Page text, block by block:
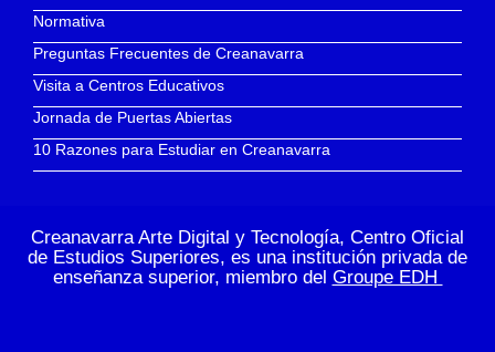
Normativa
Preguntas Frecuentes de Creanavarra
Visita a Centros Educativos
Jornada de Puertas Abiertas
10 Razones para Estudiar en Creanavarra
Creanavarra Arte Digital y Tecnología, Centro Oficial
de Estudios Superiores, es una institución privada de
enseñanza superior, miembro del Groupe EDH